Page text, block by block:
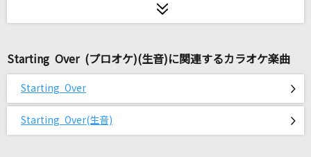
Nissy(西島隆弘)
メリッサ
ポルノグラフィティ
Starting Over (プロオケ)(生音)に関連するカラオケ楽曲
Starting Over
Starting Over(生音)